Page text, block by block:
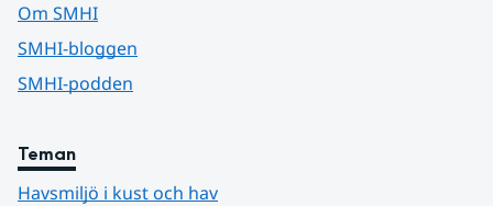
Om SMHI
SMHI-bloggen
SMHI-podden
Teman
Havsmiljö i kust och hav